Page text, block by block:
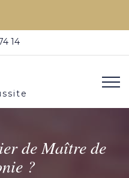
14
de Maître de
?